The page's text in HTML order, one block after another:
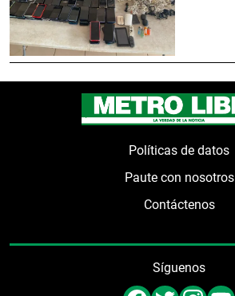
Políticas de datos
Paute con nosotros
Contáctenos
Síguenos